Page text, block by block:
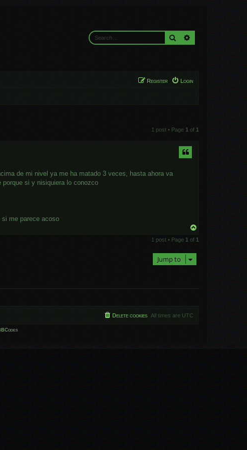
Search
Login
Register
1 post • Page 1 of 1
de mi nivel ya me ha matado 3 veces, hasta ahora va
porque si y nisiquiera lo conozco
me parece acoso
p
1 post • Page 1 of 1
Jump to
All times are UTC
Delete cookies